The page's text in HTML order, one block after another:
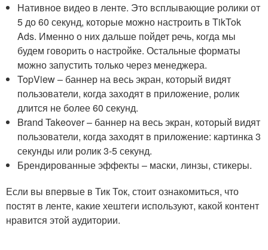
Нативное видео в ленте. Это всплывающие ролики от
5 до 60 секунд, которые можно настроить в TikTok
Ads. Именно о них дальше пойдет речь, когда мы
будем говорить о настройке. Остальные форматы
можно запустить только через менеджера.
TopView – баннер на весь экран, который видят
пользователи, когда заходят в приложение, ролик
длится не более 60 секунд.
Brand Takeover – баннер на весь экран, который видят
пользователи, когда заходят в приложение: картинка 3
секунды или ролик 3-5 секунд.
Брендированные эффекты – маски, линзы, стикеры.
Если вы впервые в Тик Ток, стоит ознакомиться, что
постят в ленте, какие хештеги используют, какой контент
нравится этой аудитории.